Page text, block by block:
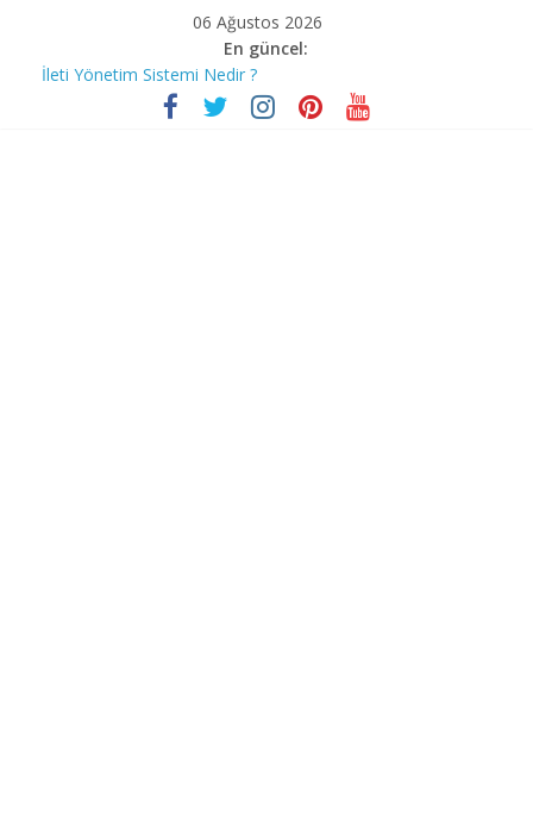
06 Ağustos 2026
En güncel:
İleti Yönetim Sistemi Nedir ?
Bilgisayar korsanları Covid-19’un mağdurlarını nasıl avlıyor?
Stephen Hawking